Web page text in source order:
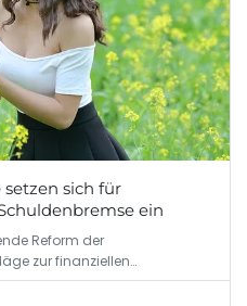
sich für
ein
Reform der
zur finanziellen…